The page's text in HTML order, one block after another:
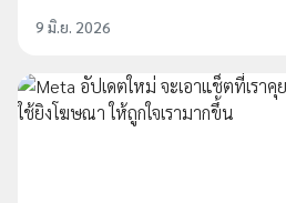
9 มิ.ย. 2026